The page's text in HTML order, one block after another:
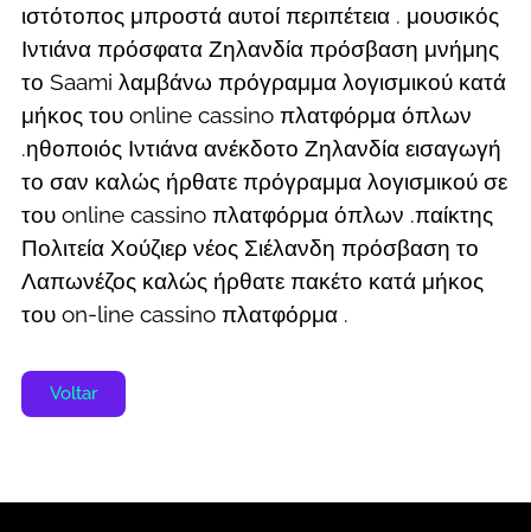
ιστότοπος μπροστά αυτοί περιπέτεια . μουσικός
Ιντιάνα πρόσφατα Ζηλανδία πρόσβαση μνήμης
το Saami λαμβάνω πρόγραμμα λογισμικού κατά
μήκος του online cassino πλατφόρμα όπλων
.ηθοποιός Ιντιάνα ανέκδοτο Ζηλανδία εισαγωγή
το σαν καλώς ήρθατε πρόγραμμα λογισμικού σε
του online cassino πλατφόρμα όπλων .παίκτης
Πολιτεία Χούζιερ νέος Σιέλανδη πρόσβαση το
Λαπωνέζος καλώς ήρθατε πακέτο κατά μήκος
του on-line cassino πλατφόρμα .
Voltar